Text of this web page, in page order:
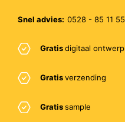
Snel advies: 0528 - 85 11 55
Gratisdigitaal ontwerp
Gratisverzending
Gratissample